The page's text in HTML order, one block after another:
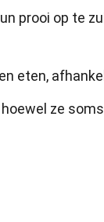
prooi op te
eten,
ze